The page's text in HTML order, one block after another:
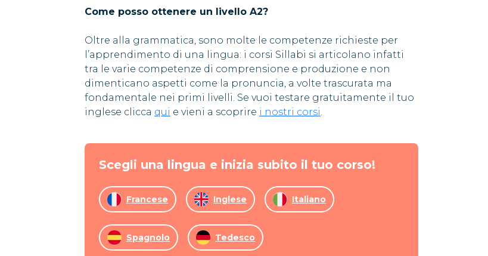
Come posso ottenere un livello A2?
Oltre alla grammatica, sono molte le competenze richieste per
l’apprendimento di una lingua: i corsi Sillabi si articolano infatti
tra le varie competenze di comprensione e produzione e non
dimenticano aspetti come la pronuncia, a volte trascurata ma
fondamentale nei primi livelli. Se vuoi testare gratuitamente il tuo
inglese clicca qui e vieni a scoprire i nostri corsi.
Scegli una lingua e inizia subito il tuo corso!
Francese Inglese Italiano
Spagnolo Tedesco